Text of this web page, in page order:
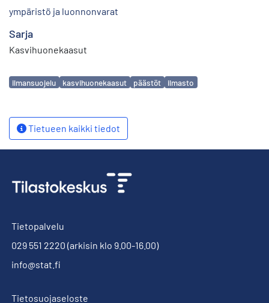
ympäristö ja luonnonvarat
Sarja
Kasvihuonekaasut
Avainsanat
ilmansuojelu kasvihuonekaasut päästöt ilmasto
Tietueen kaikki tiedot
Tietopalvelu
029 551 2220 (arkisin klo 9.00-16.00)
info@stat.fi
Tietosuojaseloste